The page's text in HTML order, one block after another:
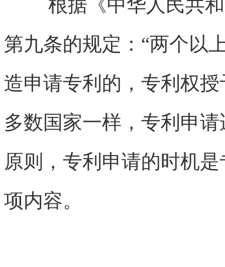
根据《中华人民共
第九条的规定：“两个以
造申请专利的，专利权
多数国家一样，专利申
原则，专利申请的时机
项内容。